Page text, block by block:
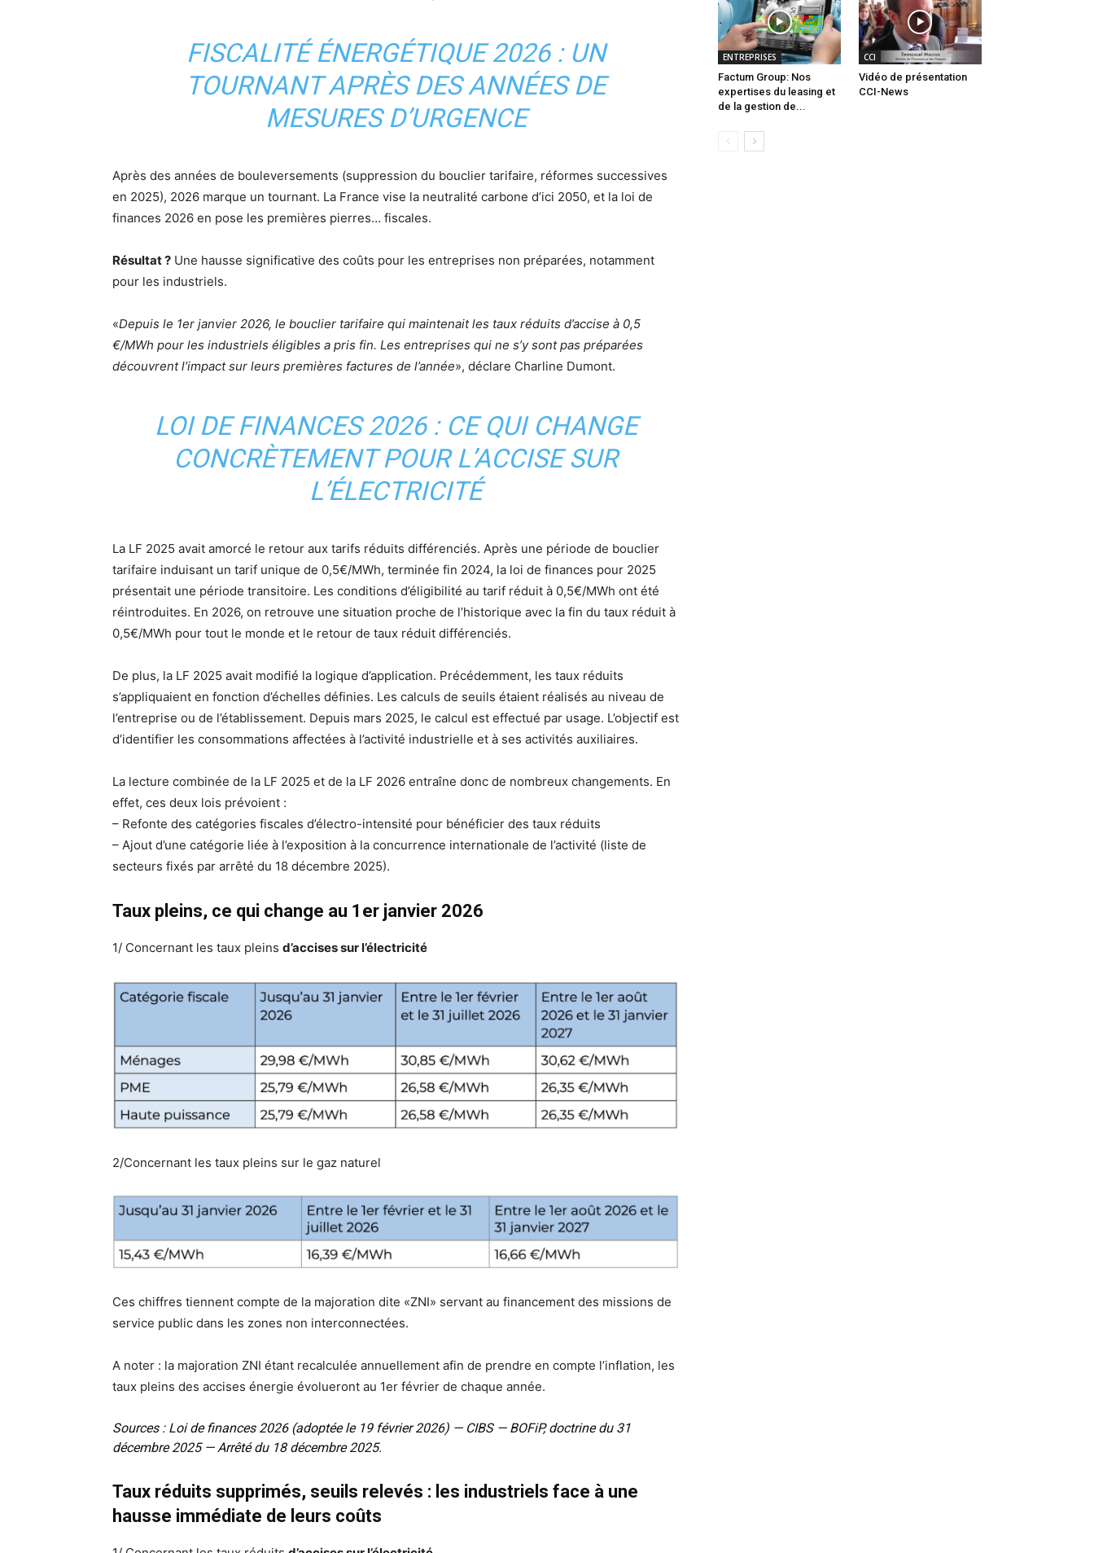
FISCALITÉ ÉNERGÉTIQUE 2026 : UN
TOURNANT APRÈS DES ANNÉES DE
MESURES D’URGENCE
Après des années de bouleversements (suppression du bouclier tarifaire, réformes successives
en 2025), 2026 marque un tournant. La France vise la neutralité carbone d’ici 2050, et la loi de
finances 2026 en pose les premières pierres… fiscales.
Résultat ? Une hausse significative des coûts pour les entreprises non préparées, notamment
pour les industriels.
«Depuis le 1er janvier 2026, le bouclier tarifaire qui maintenait les taux réduits d’accise à 0,5
€/MWh pour les industriels éligibles a pris fin. Les entreprises qui ne s’y sont pas préparées
découvrent l’impact sur leurs premières factures de l’année», déclare Charline Dumont.
LOI DE FINANCES 2026 : CE QUI CHANGE
CONCRÈTEMENT POUR L’ACCISE SUR
L’ÉLECTRICITÉ
La LF 2025 avait amorcé le retour aux tarifs réduits différenciés. Après une période de bouclier
tarifaire induisant un tarif unique de 0,5€/MWh, terminée fin 2024, la loi de finances pour 2025
présentait une période transitoire. Les conditions d’éligibilité au tarif réduit à 0,5€/MWh ont été
réintroduites. En 2026, on retrouve une situation proche de l’historique avec la fin du taux réduit à
0,5€/MWh pour tout le monde et le retour de taux réduit différenciés.
De plus, la LF 2025 avait modifié la logique d’application. Précédemment, les taux réduits
s’appliquaient en fonction d’échelles définies. Les calculs de seuils étaient réalisés au niveau de
l’entreprise ou de l’établissement. Depuis mars 2025, le calcul est effectué par usage. L’objectif est
d’identifier les consommations affectées à l’activité industrielle et à ses activités auxiliaires.
La lecture combinée de la LF 2025 et de la LF 2026 entraîne donc de nombreux changements. En
effet, ces deux lois prévoient :
– Refonte des catégories fiscales d’électro-intensité pour bénéficier des taux réduits
– Ajout d’une catégorie liée à l’exposition à la concurrence internationale de l’activité (liste de
secteurs fixés par arrêté du 18 décembre 2025).
Taux pleins, ce qui change au 1er janvier 2026
1/ Concernant les taux pleins d’accises sur l’électricité
2/Concernant les taux pleins sur le gaz naturel
Ces chiffres tiennent compte de la majoration dite «ZNI» servant au financement des missions de
service public dans les zones non interconnectées.
A noter : la majoration ZNI étant recalculée annuellement afin de prendre en compte l’inflation, les
taux pleins des accises énergie évolueront au 1er février de chaque année.
Sources : Loi de finances 2026 (adoptée le 19 février 2026) — CIBS — BOFiP, doctrine du 31
décembre 2025 — Arrêté du 18 décembre 2025.
Taux réduits supprimés, seuils relevés : les industriels face à une
hausse immédiate de leurs coûts
ENTREPRISES
Factum Group: Nos
expertises du leasing et
de la gestion de...
CCI
Vidéo de présentation
CCI-News